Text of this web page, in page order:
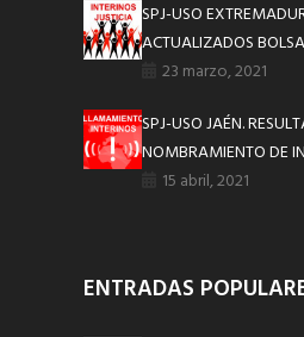
SPJ-USO
ACTUALIZADOS
23 marzo, 2021
SPJ-USO JAÉN.
NOMBRAMIENTO DE
15 abril, 2021
ENTRADAS